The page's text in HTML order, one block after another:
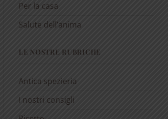
Per la casa
Salute dell’anima
LE NOSTRE RUBRICHE
Antica spezieria
I nostri consigli